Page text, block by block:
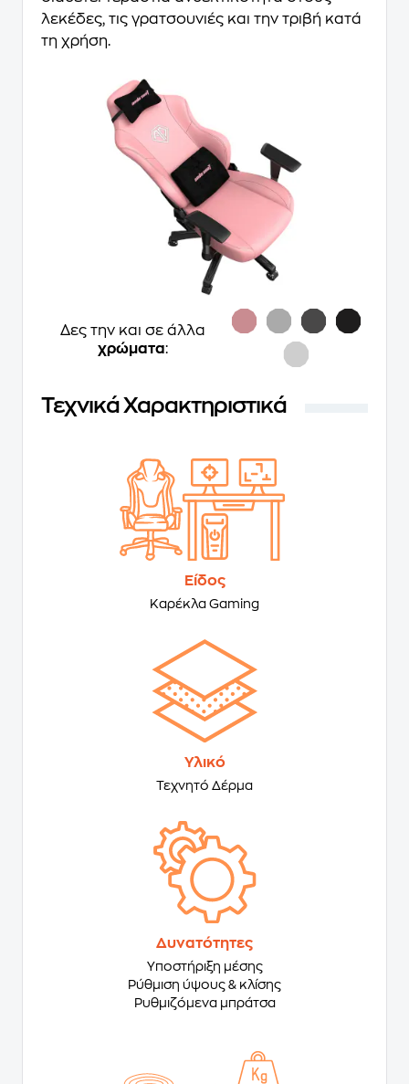
λεκέδες, τις γρατσουνιές και την τριβή κατά
τη χρήση.
Δες την και σε άλλα
χρώματα:
Τεχνικά Χαρακτηριστικά
Είδος
Καρέκλα Gaming
Υλικό
Τεχνητό Δέρμα
Δυνατότητες
Υποστήριξη μέσης
Ρύθμιση ύψους & κλίσης
Ρυθμιζόμενα μπράτσα